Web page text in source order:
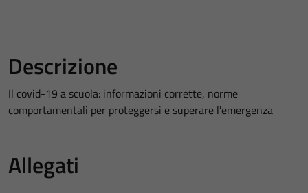
Descrizione
Il covid-19 a scuola: informazioni corrette, norme
comportamentali per proteggersi e superare l'emergenza
Allegati